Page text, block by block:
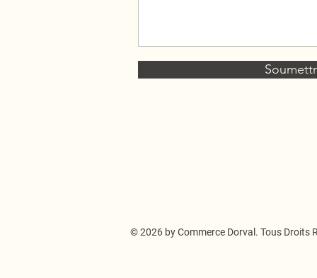
© 2026 by Commerce Dorval. Tous Droits